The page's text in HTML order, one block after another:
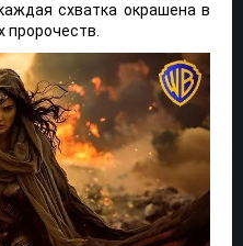
схватка окрашена в
пророчеств.